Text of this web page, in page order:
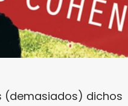
(demasiados) dichos